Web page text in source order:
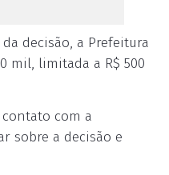
decisão, a Prefeitura
mil, limitada a R$ 500
com a
sobre a decisão e